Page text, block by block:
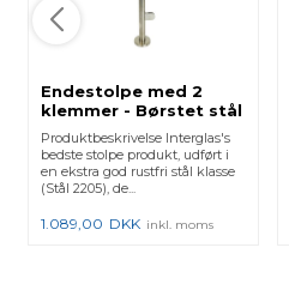
Endestolpe med 2
klemmer - Børstet stål
- Rækværk med
håndliste
Produktbeskrivelse Interglas's
bedste stolpe produkt, udført i
en ekstra god rustfri stål klasse
(Stål 2205), de...
1.089,00 DKK inkl. moms